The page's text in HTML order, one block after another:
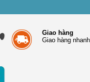
Giao hàng
Giao hàng nhanh